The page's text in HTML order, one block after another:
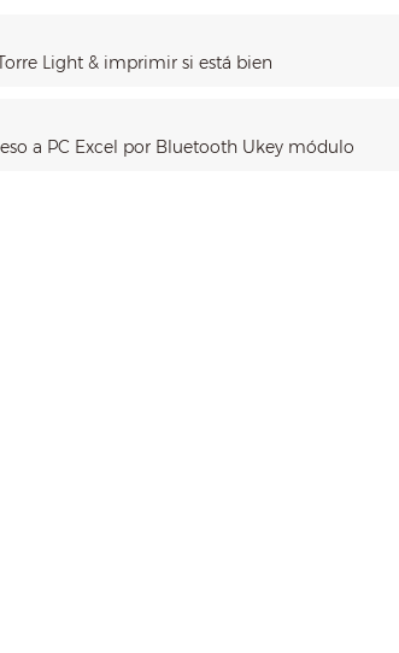
Light & imprimir si está bien
a PC Excel por Bluetooth Ukey módulo